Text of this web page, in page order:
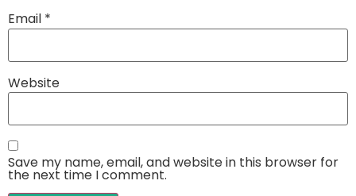
Email *
Website
Save my name, email, and website in this browser for
the next time I comment.